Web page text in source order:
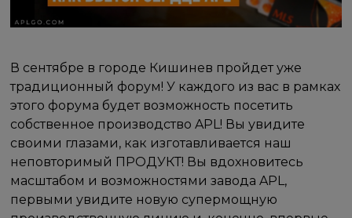
В сентябре в городе Кишинев пройдет уже
традиционный форум! У каждого из вас в рамках
этого форума будет возможность посетить
собственное производство APL! Вы увидите
своими глазами, как изготавливается наш
неповторимый ПРОДУКТ! Вы вдохновитесь
масштабом и возможностями завода APL,
первыми увидите новую супермощную